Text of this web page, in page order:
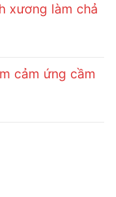
xương làm chả
cảm ứng cầm